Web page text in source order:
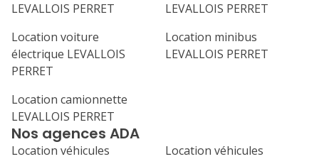
Nos agences ADA
Location véhicules
Location véhicules
LEVALLOIS PERRET
LEVALLOIS PERRET
Location voiture
électrique LEVALLOIS
PERRET
Location minibus
LEVALLOIS PERRET
Location camionnette
LEVALLOIS PERRET